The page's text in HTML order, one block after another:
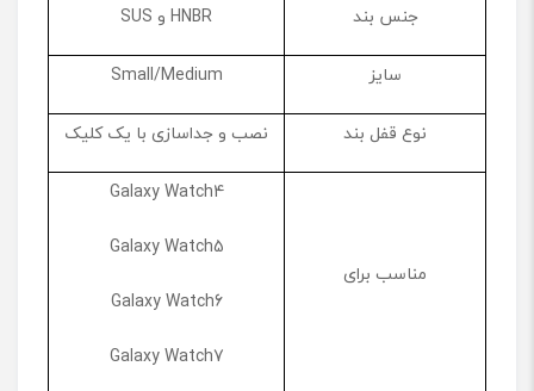
جنس بند
HNBR و SUS
سایز
Small/Medium
نوع قفل بند
نصب و جداسازی با یک کلیک
مناسب برای
Galaxy Watch4
Galaxy Watch5
Galaxy Watch6
Galaxy Watch7